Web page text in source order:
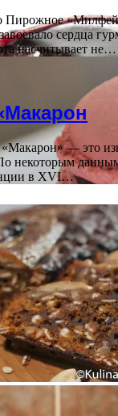
Пирожное
сердца
насчитывает не…
— это
некоторым
в XVI…